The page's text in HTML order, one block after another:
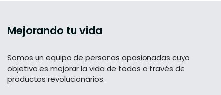
Mejorando tu vida
Somos un equipo de personas apasionadas cuyo
objetivo es mejorar la vida de todos a través de
productos revolucionarios.